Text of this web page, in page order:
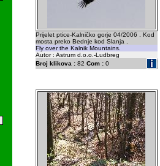
Prijelet ptice-Kalničko gorje 04/2006 . Kod
mosta preko Bednje kod Slanja .
Fly over the Kalnik Mountains.
Autor : Astrum d.o.o.-Ludbreg
Broj klikova :82 Com :0